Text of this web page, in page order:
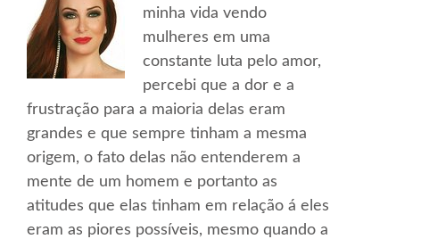
minha vida vendo
mulheres em uma
constante luta pelo amor,
percebi que a dor e a
frustração para a maioria delas eram
grandes e que sempre tinham a mesma
origem, o fato delas não entenderem a
mente de um homem e portanto as
atitudes que elas tinham em relação á eles
eram as piores possíveis, mesmo quando a